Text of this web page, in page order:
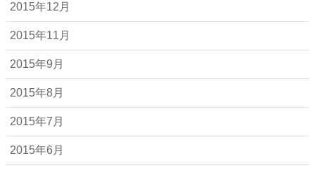
2015年12月
2015年11月
2015年9月
2015年8月
2015年7月
2015年6月